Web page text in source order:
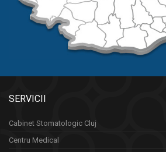
SERVICII
Cabinet Stomatologic Cluj
Centru Medical